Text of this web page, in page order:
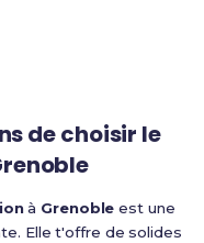
de choisir le
à Grenoble est une
Elle t'offre de solides